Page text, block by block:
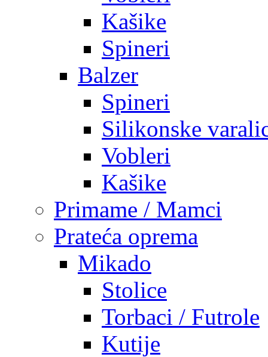
Kašike
Spineri
Balzer
Spineri
Silikonske
Vobleri
Kašike
Primame / Mamci
Prateća oprema
Mikado
Stolice
Torbaci / Futrole
Kutije